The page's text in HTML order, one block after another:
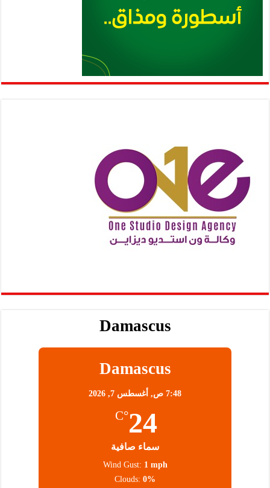
Damascus
Damascus
7:48 ص, أغسطس 7, 2026
24
°C
سماء صافية
Wind Gust: 1 mph
Clouds: 0%